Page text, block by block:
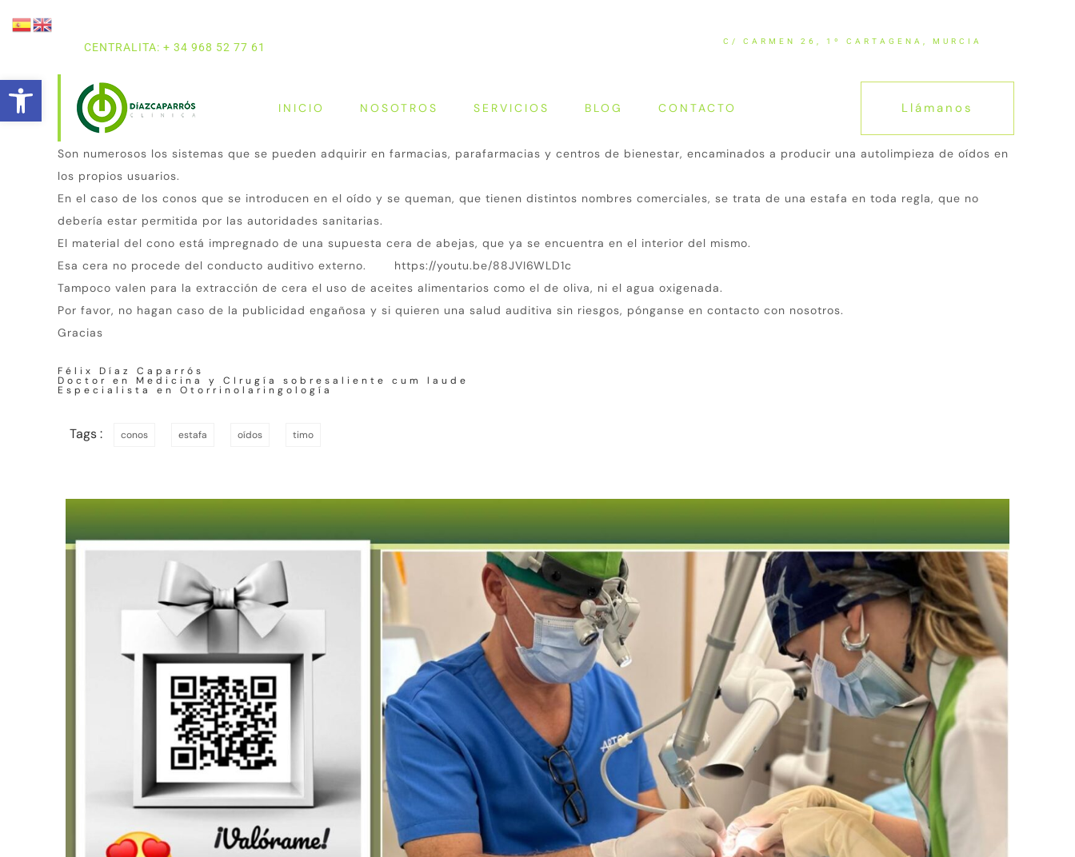
Abrir barra de herramientas
CENTRALITA: + 34 968 52 77 61 ÚLTIMAS
C/ CARMEN 26, 1º CARTAGENA, MURCIA
INICIO NOSOTROS SERVICIOS BLOG CONTACTO Llámanos
Son numerosos los sistemas que se pueden adquirir en farmacias, parafarmacias y centros de bienestar, encaminados a producir una autolimpieza de oídos en
los propios usuarios.
En el caso de los conos que se introducen en el oído y se queman, que tienen distintos nombres comerciales, se trata de una estafa en toda regla, que no
debería estar permitida por las autoridades sanitarias.
El material del cono está impregnado de una supuesta cera de abejas, que ya se encuentra en el interior del mismo.
Esa cera no procede del conducto auditivo externo. https://youtu.be/88JVI6WLD1c
Tampoco valen para la extracción de cera el uso de aceites alimentarios como el de oliva, ni el agua oxigenada.
Por favor, no hagan caso de la publicidad engañosa y si quieren una salud auditiva sin riesgos, pónganse en contacto con nosotros.
Gracias
Félix Díaz Caparrós
Doctor en Medicina y CIrugía sobresaliente cum laude
Especialista en Otorrinolaringología
Tags : conos estafa oídos timo